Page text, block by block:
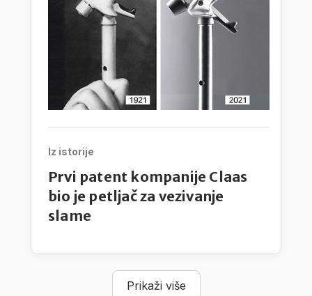
Iz istorije
Prvi patent kompanije Claas
bio je petljač za vezivanje
slame
Prikaži više